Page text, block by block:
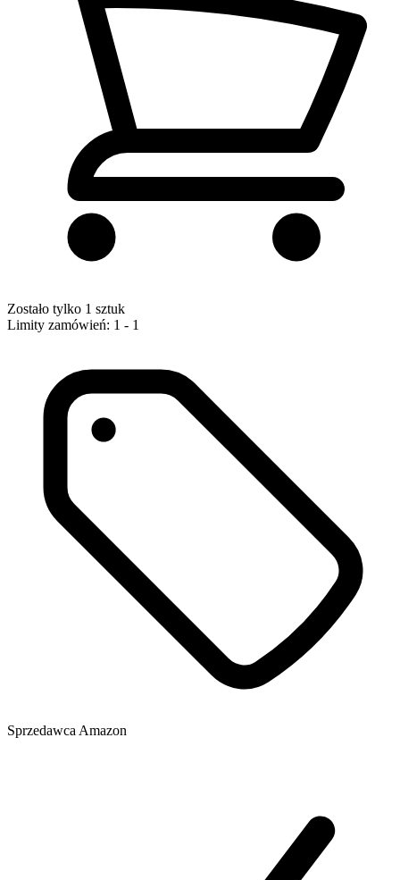
Zostało tylko 1 sztuk
Limity zamówień: 1 - 1
Sprzedawca Amazon